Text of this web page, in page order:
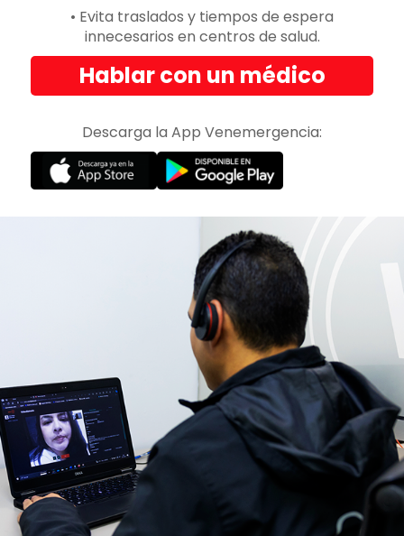
• Evita traslados y tiempos de espera
innecesarios en centros de salud.
Hablar con un médico
Descarga la App Venemergencia: